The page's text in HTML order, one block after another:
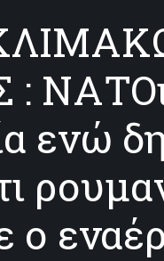
ενώ
ο